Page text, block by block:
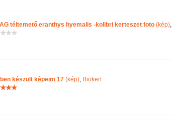
téltemető eranthys hyemalis -kolibri kerteszet foto(kép),
készült képeim 17(kép), Biokert